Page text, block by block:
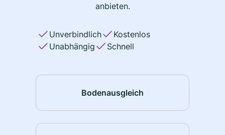
anbieten.
Unverbindlich
Kostenlos
Unabhängig
Schnell
Bodenausgleich